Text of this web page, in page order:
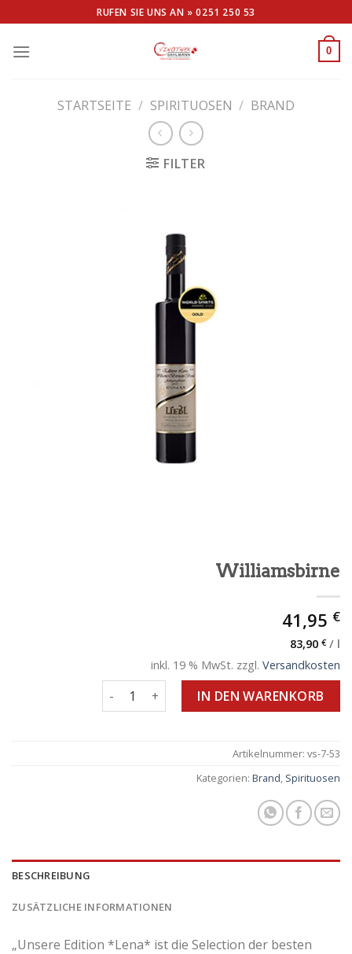
to
content
RUFEN SIE UNS AN »0251 250 53
0
STARTSEITE / SPIRITUOSEN / BRAND
FILTER
Williamsbirne
41,95 €
83,90 € / l
inkl. 19 % MwSt. zzgl. Versandkosten
Williamsbirne MengeIN DEN WARENKORB
Artikelnummer: vs-7-53
Kategorien: Brand, Spirituosen
BESCHREIBUNG
ZUSÄTZLICHE INFORMATIONEN
„Unsere Edition *Lena* ist die Selection der besten